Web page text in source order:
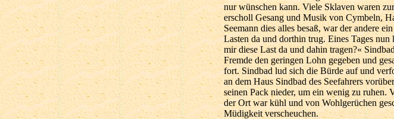
nur wünschen kann. Viele Sklaven waren
erscholl Gesang und Musik von Cymbeln,
Seemann dies alles besaß, war der andere
Lasten da und dorthin trug. Eines Tages
mir diese Last da und dahin tragen?«
Fremde den geringen Lohn gegeben und
fort. Sindbad lud sich die Bürde auf und
an dem Haus Sindbad des Seefahrers
seinen Pack nieder, um ein wenig zu ruhen.
der Ort war kühl und von Wohlgerüchen
Müdigkeit verscheuchen.